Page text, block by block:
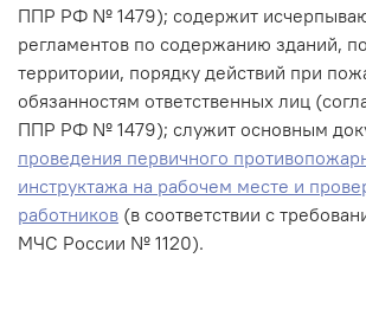
ППР РФ № 1479); содержит
регламентов по содержанию зданий,
территории, порядку действий при
обязанностям ответственных лиц
ППР РФ № 1479); служит основным
проведения первичного
инструктажа на рабочем месте и
работников (в соответствии с
МЧС России № 1120).